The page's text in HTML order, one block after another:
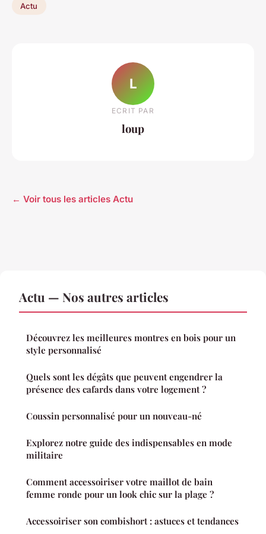
Actu
L
ECRIT PAR
loup
← Voir tous les articles Actu
Actu — Nos autres articles
Découvrez les meilleures montres en bois pour un
style personnalisé
Quels sont les dégâts que peuvent engendrer la
présence des cafards dans votre logement ?
Coussin personnalisé pour un nouveau-né
Explorez notre guide des indispensables en mode
militaire
Comment accessoiriser votre maillot de bain
femme ronde pour un look chic sur la plage ?
Accessoiriser son combishort : astuces et tendances